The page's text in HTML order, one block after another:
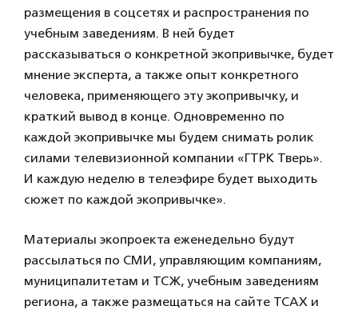
размещения в соцсетях и распространения по
учебным заведениям. В ней будет
рассказываться о конкретной экопривычке, будет
мнение эксперта, а также опыт конкретного
человека, применяющего эту экопривычку, и
краткий вывод в конце. Одновременно по
каждой экопривычке мы будем снимать ролик
силами телевизионной компании «ГТРК Тверь».
И каждую неделю в телеэфире будет выходить
сюжет по каждой экопривычке».
Материалы экопроекта еженедельно будут
рассылаться по СМИ, управляющим компаниям,
муниципалитетам и ТСЖ, учебным заведениям
региона, а также размещаться на сайте ТСАХ и